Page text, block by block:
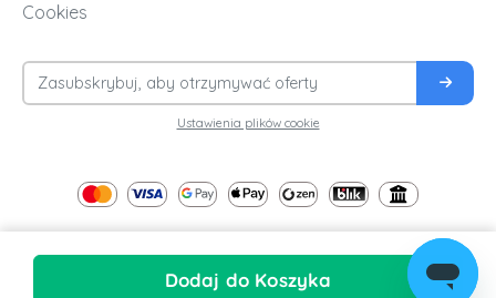
Dodaj do Koszyka
Cookies
Ustawienia plików cookie
© 2026 | All Rights Reserved